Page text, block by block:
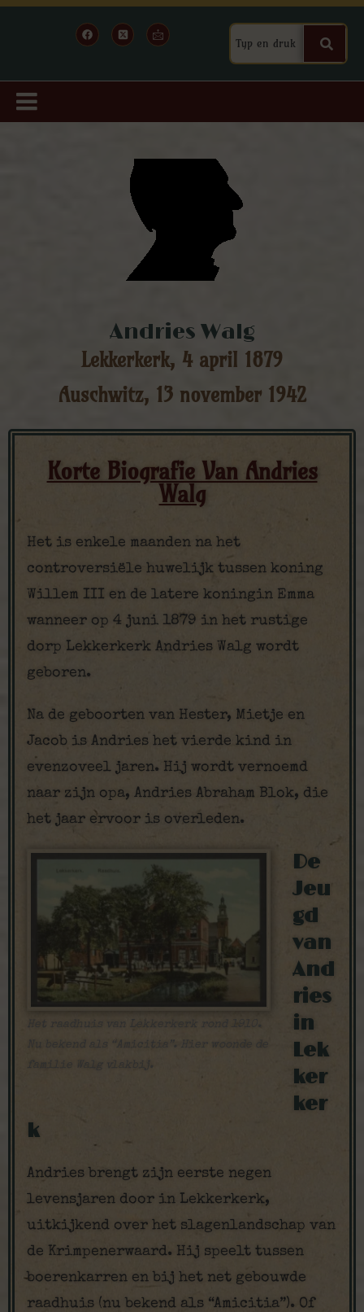
Andries Walg
Lekkerkerk, 4 april 1879
Auschwitz, 13 november 1942
Korte Biografie Van Andries
Walg
Het is enkele maanden na het
controversiële huwelijk tussen koning
Willem III en de latere koningin Emma
wanneer op 4 juni 1879 in het rustige
dorp Lekkerkerk Andries Walg wordt
geboren.
Na de geboorten van Hester, Mietje en
Jacob is Andries het vierde kind in
evenzoveel jaren. Hij wordt vernoemd
naar zijn opa, Andries Abraham Blok, die
het jaar ervoor is overleden.
Het raadhuis van Lekkerkerk rond 1910.
Nu bekend als “Amicitia”. Hier woonde de
De
Jeu
gd
van
And
ries
in
Lek
ker
ker
k
Andries brengt zijn eerste negen
levensjaren door in Lekkerkerk,
uitkijkend over het slagenlandschap van
de Krimpenerwaard. Hij speelt tussen
boerenkarren en bij het net gebouwde
raadhuis (nu bekend als “Amicitia”). Of